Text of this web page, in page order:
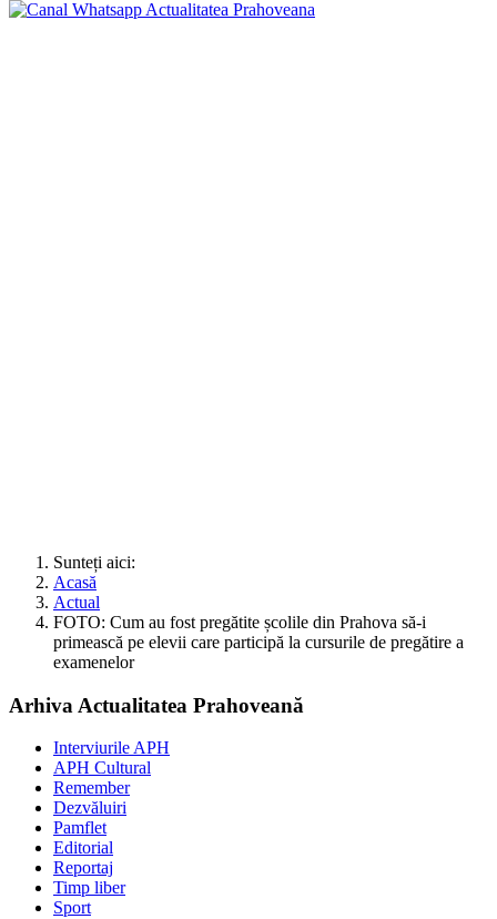
Sunteți aici:
Acasă
Actual
FOTO: Cum au fost pregătite școlile din Prahova să-i
primească pe elevii care participă la cursurile de pregătire a
examenelor
Arhiva Actualitatea Prahoveană
Interviurile APH
APH Cultural
Remember
Dezvăluiri
Pamflet
Editorial
Reportaj
Timp liber
Sport